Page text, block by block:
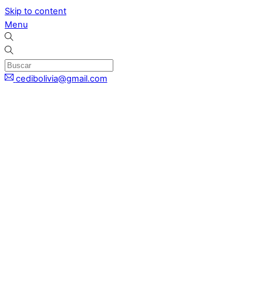
Skip to content
Menu
cedibolivia@gmail.com